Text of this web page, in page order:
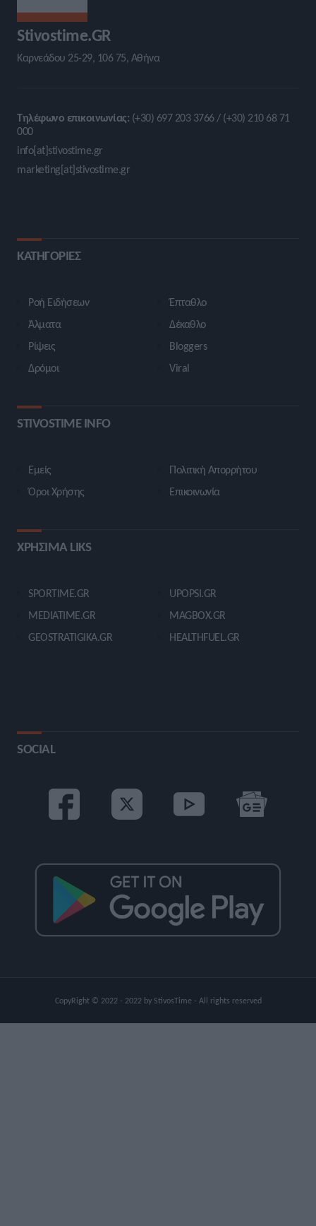
Stivostime.GR
Καρνεάδου 25-29, 106 75, Αθήνα
Τηλέφωνο επικοινωνίας: (+30) 697 203 3766 / (+30) 210 68 71
000
info[at]stivostime.gr
marketing[at]stivostime.gr
ΚΑΤΗΓΟΡΙΕΣ
Ροή Ειδήσεων
Άλματα
Ρίψεις
Δρόμοι
Έπταθλο
Δέκαθλο
Bloggers
Viral
STIVOSTIME INFO
Εμείς
Όροι Χρήσης
Πολιτική Απορρήτου
Επικοινωνία
ΧΡΗΣΙΜΑ LIKS
SPORTIME.GR
MEDIATIME.GR
GEOSTRATIGIKA.GR
UPOPSI.GR
MAGBOX.GR
HEALTHFUEL.GR
SOCIAL
CopyRight © 2022 - 2022 by StivosTime - All rights reserved